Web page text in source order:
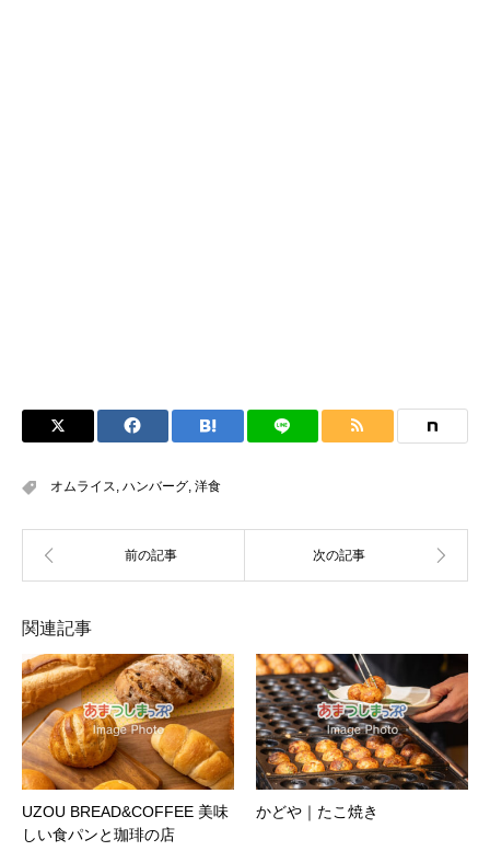
オムライス ハンバーグ 洋食
関連記事
UZOU BREAD&COFFEE 美味
しい食パンと珈琲の店
かどや｜たこ焼き